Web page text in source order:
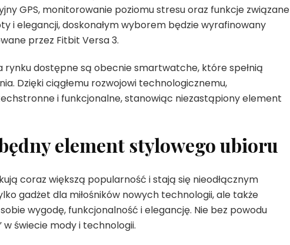
GPS, monitorowanie poziomu stresu oraz funkcje związane
i elegancji, doskonałym wyborem będzie wyrafinowany
przez Fitbit Versa 3.
rynku dostępne są obecnie smartwatche, które spełnią
Dzięki ciągłemu rozwojowi technologicznemu,
i funkcjonalne, stanowiąc niezastąpiony element
element stylowego ubioru
coraz większą popularność i stają się nieodłącznym
gadżet dla miłośników nowych technologii, ale także
wygodę, funkcjonalność i elegancję. Nie bez powodu
świecie mody i technologii.